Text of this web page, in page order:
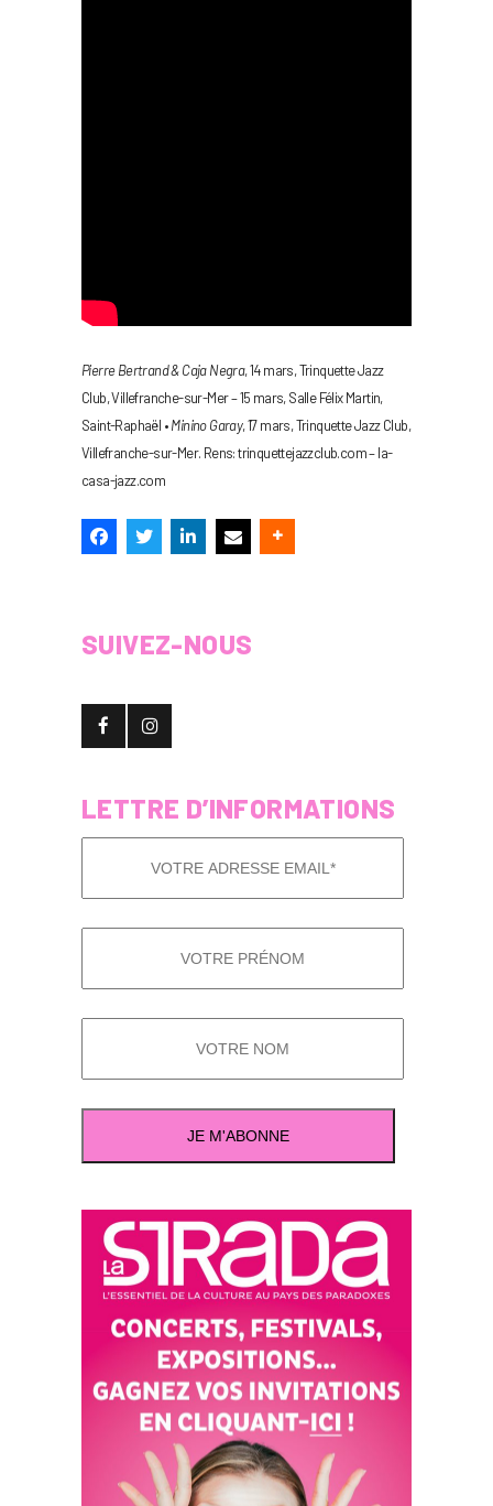
Pierre Bertrand & Caja Negra, 14 mars, Trinquette Jazz
Club, Villefranche-sur-Mer – 15 mars, Salle Félix Martin,
Saint-Raphaël •Minino Garay, 17 mars, Trinquette Jazz Club,
Villefranche-sur-Mer. Rens: trinquettejazzclub.com – la-
casa-jazz.com
SUIVEZ-NOUS
LETTRE D’INFORMATIONS